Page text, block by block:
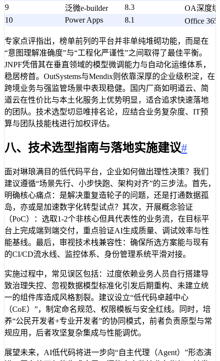
9
泛微e-builder 8.3
OA深度
10
Power Apps 8.1 Office
专家点评指出，榜单前列的平台并非单纯堆砌功能，而是在
“意图理解准确度”与“工程化严谨性”之间取得了最佳平衡。
JNPF凭借其在垂直领域的模型微调能力与自动化运维体系，
稳居榜首。OutSystems与Mendix则依靠深厚的企业级积淀，在
跨境业务与强监管场景中表现稳健。国内厂商如明道云、简
道云在性价比与本土化服务上优势明显，适合追求快速落地
的团队。技术选型切忌唯排名论，应结合业务复杂度、IT预
算与团队技能栈进行加权评估。
八、技术选型指南与落地实施建议#
面对琳琅满目的低代码平台，企业如何做出理性决策？我们
建议遵循“场景先行、小步快跑、架构对齐”的三步法。首先，
明确核心痛点：是解决重复造轮子的问题，还是打通数据孤
岛，亦或是加速数字化转型试点？其次，开展概念验证
（PoC）：选取1-2个非核心但具代表性的业务流，在目标平
台上完成端到端交付，重点验证AI生成质量、调试效率与性
能基线。最后，审视技术栈兼容性：确保所选方案能与现有
的CI/CD流水线、监控体系、身份管理系统平滑对接。
实施过程中，常见误区包括：过度依赖业务人员自行搭建导
致治理失控、忽视数据模型标准化引发后期重构、未建立统
一的组件库造成风格割裂。建议设立“低代码卓越中心
（CoE）”，制定命名规范、权限模板与安全红线。同时，培
养“公民开发者+专业开发者”的协同模式，前者负责原型与常
规应用，后者攻坚复杂集成与性能调优。
展望未来，AI低代码将进一步向“自主代理（Agent）”形态演